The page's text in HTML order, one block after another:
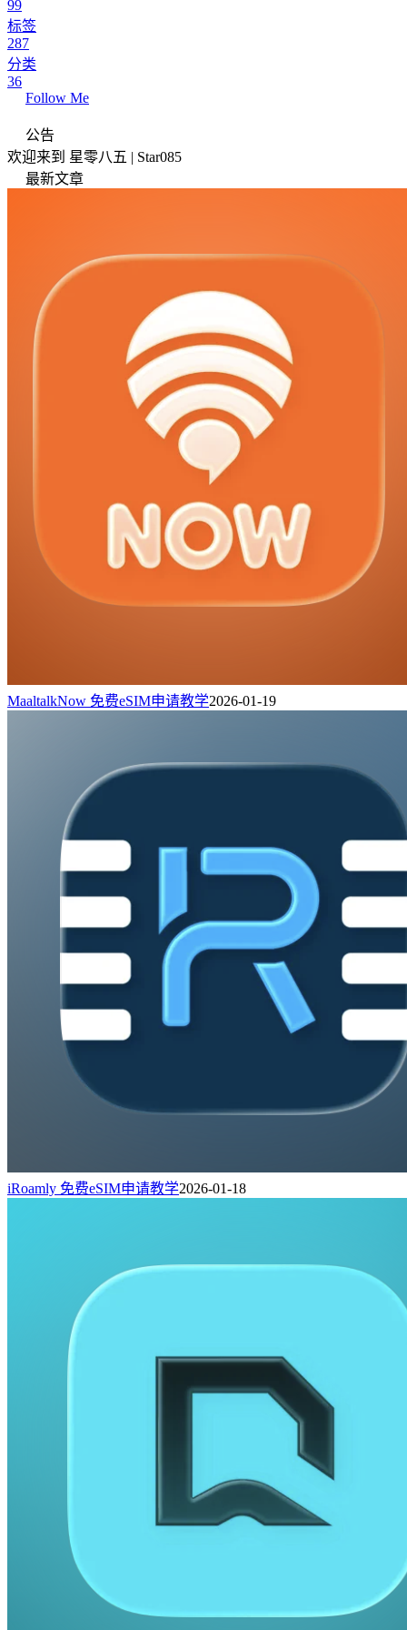
99
标签
287
分类
36
Follow Me
公告
欢迎来到 星零八五 | Star085
最新文章
MaaltalkNow 免费eSIM申请教学2026-01-19
iRoamly 免费eSIM申请教学2026-01-18